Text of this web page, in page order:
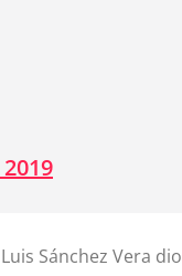
Sánchez Vera dio